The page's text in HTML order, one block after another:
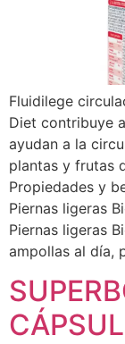
Fluidilege
Diet contribuye
ayudan a la
plantas y frutas
Propiedades y
Piernas ligeras
Piernas ligeras
ampollas al día,